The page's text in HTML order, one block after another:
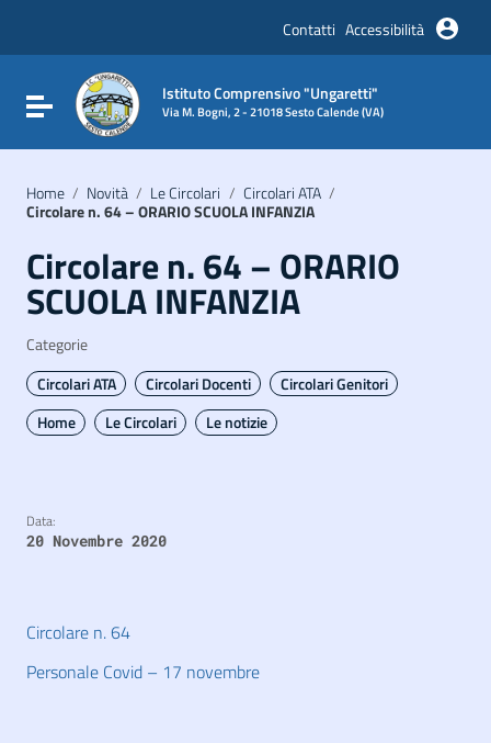
Vai al footer
Contatti Accessibilità
Attiva / disattiva la navigazione
Istituto Comprensivo "Ungaretti"
Via M. Bogni, 2 - 21018 Sesto Calende (VA)
Home / Novità / Le Circolari / Circolari ATA /
Circolare n. 64 – ORARIO SCUOLA INFANZIA
Circolare n. 64 – ORARIO
SCUOLA INFANZIA
Categorie
Circolari ATA
Circolari Docenti
Circolari Genitori
Home
Le Circolari Le notizie
Data:
20 Novembre 2020
Circolare n. 64
Personale Covid – 17 novembre